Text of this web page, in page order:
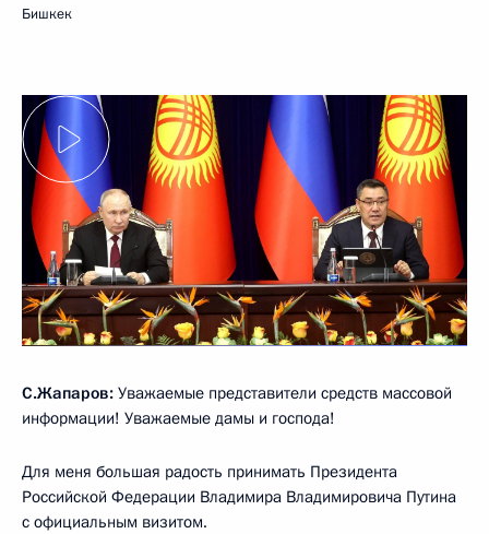
Бишкек
С.Жапаров: Уважаемые представители средств массовой
информации! Уважаемые дамы и господа!
Для меня большая радость принимать Президента
Российской Федерации Владимира Владимировича Путина
с официальным визитом.